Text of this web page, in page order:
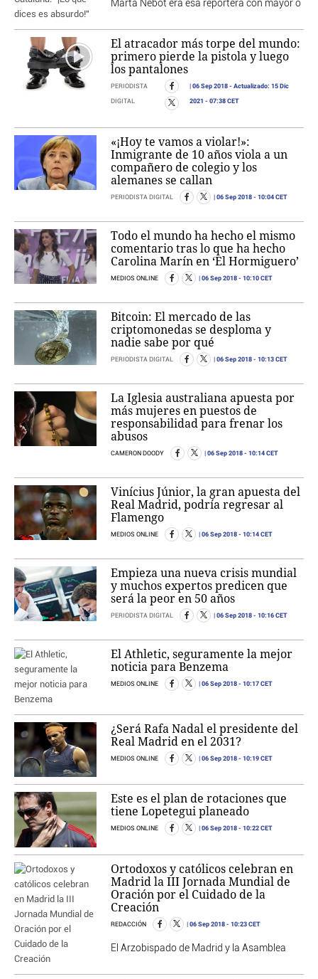
Marta Nebot era esa reportera con mayor o
El atracador más torpe del mundo:
primero pierde la pistola y luego
los pantalones
PERIODISTA
DIGITAL
06 Sep 2018 - Actualizado: 15 Dic
2021 - 07:38 CET
«¡Hoy te vamos a violar!»:
Inmigrante de 10 años viola a un
compañero de colegio y los
alemanes se callan
PERIODISTA DIGITAL 06 Sep 2018 - 10:04 CET
Todo el mundo ha hecho el mismo
comentario tras lo que ha hecho
Carolina Marín en ‘El Hormiguero’
MEDIOS ONLINE 06 Sep 2018 - 10:10 CET
Bitcoin: El mercado de las
criptomonedas se desploma y
nadie sabe por qué
PERIODISTA DIGITAL 06 Sep 2018 - 10:13 CET
La Iglesia australiana apuesta por
más mujeres en puestos de
responsabilidad para frenar los
abusos
CAMERON DOODY 06 Sep 2018 - 10:14 CET
Vinícius Júnior, la gran apuesta del
Real Madrid, podría regresar al
Flamengo
MEDIOS ONLINE 06 Sep 2018 - 10:14 CET
Empieza una nueva crisis mundial
y muchos expertos predicen que
será la peor en 50 años
PERIODISTA DIGITAL 06 Sep 2018 - 10:16 CET
El Athletic, seguramente la mejor
noticia para Benzema
MEDIOS ONLINE 06 Sep 2018 - 10:17 CET
¿Será Rafa Nadal el presidente del
Real Madrid en el 2031?
MEDIOS ONLINE 06 Sep 2018 - 10:19 CET
Este es el plan de rotaciones que
tiene Lopetegui planeado
MEDIOS ONLINE 06 Sep 2018 - 10:22 CET
Ortodoxos y católicos celebran en
Madrid la III Jornada Mundial de
Oración por el Cuidado de la
Creación
REDACCIÓN 06 Sep 2018 - 10:23 CET
El Arzobispado de Madrid y la Asamblea